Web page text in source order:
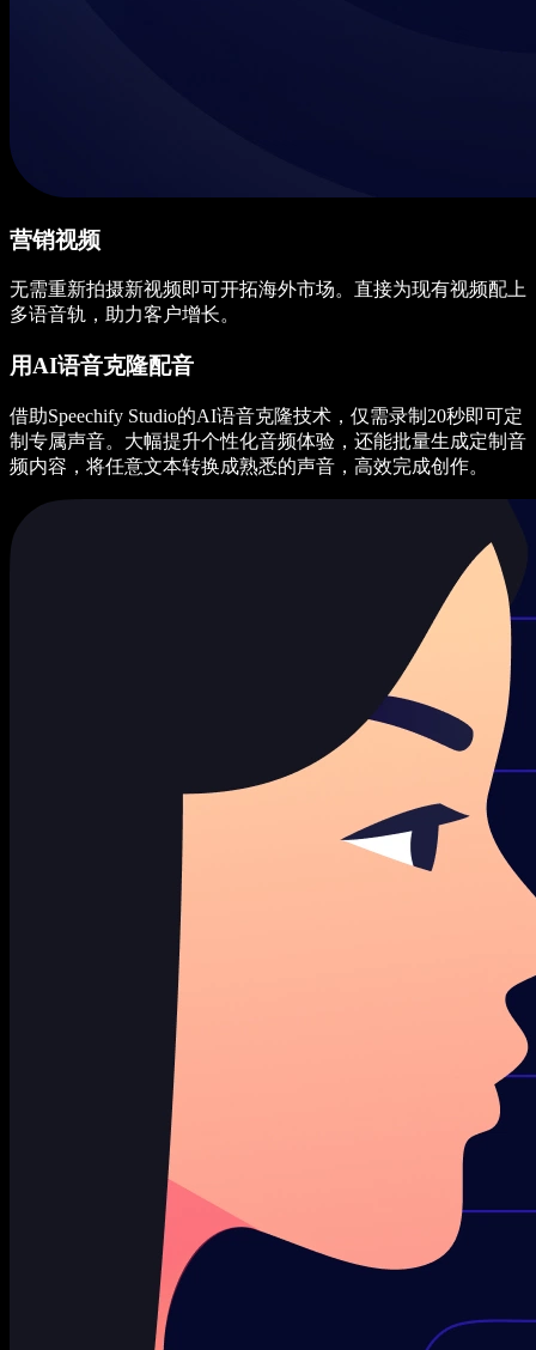
营销视频
无需重新拍摄新视频即可开拓海外市场。直接为现有视频配上
多语音轨，助力客户增长。
用AI语音克隆配音
借助Speechify Studio的AI语音克隆技术，仅需录制20秒即可定
制专属声音。大幅提升个性化音频体验，还能批量生成定制音
频内容，将任意文本转换成熟悉的声音，高效完成创作。